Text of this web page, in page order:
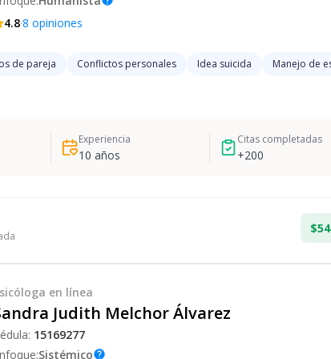
4.8·8 opiniones
de pareja Conflictos personales Idea suicida
Manejo de
Experiencia
10 años
Citas completadas
+200
en línea
Judith Melchor Álvarez
15169277
Sistémicohelp